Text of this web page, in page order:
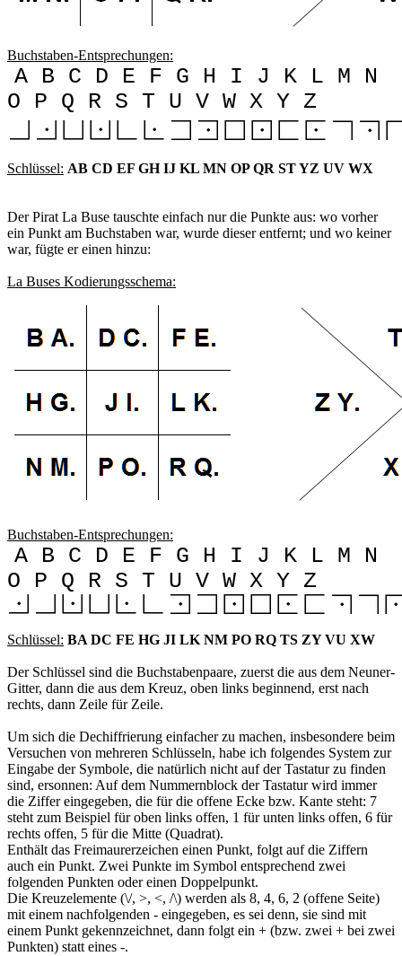
Buchstaben-Entsprechungen:
A B C D E F G H I J K L M N
O P Q R S T U V W X Y Z
Schlüssel: AB CD EF GH IJ KL MN OP QR ST YZ UV WX
Der Pirat La Buse tauschte einfach nur die Punkte aus: wo vorher
ein Punkt am Buchstaben war, wurde dieser entfernt; und wo keiner
war, fügte er einen hinzu:
La Buses Kodierungsschema:
Buchstaben-Entsprechungen:
A B C D E F G H I J K L M N
O P Q R S T U V W X Y Z
Schlüssel: BA DC FE HG JI LK NM PO RQ TS ZY VU XW
Der Schlüssel sind die Buchstabenpaare, zuerst die aus dem Neuner-
Gitter, dann die aus dem Kreuz, oben links beginnend, erst nach
rechts, dann Zeile für Zeile.
Um sich die Dechiffrierung einfacher zu machen, insbesondere beim
Versuchen von mehreren Schlüsseln, habe ich folgendes System zur
Eingabe der Symbole, die natürlich nicht auf der Tastatur zu finden
sind, ersonnen: Auf dem Nummernblock der Tastatur wird immer
die Ziffer eingegeben, die für die offene Ecke bzw. Kante steht: 7
steht zum Beispiel für oben links offen, 1 für unten links offen, 6 für
rechts offen, 5 für die Mitte (Quadrat).
Enthält das Freimaurerzeichen einen Punkt, folgt auf die Ziffern
auch ein Punkt. Zwei Punkte im Symbol entsprechend zwei
folgenden Punkten oder einen Doppelpunkt.
Die Kreuzelemente (\/, >, <, /\) werden als 8, 4, 6, 2 (offene Seite)
mit einem nachfolgenden - eingegeben, es sei denn, sie sind mit
einem Punkt gekennzeichnet, dann folgt ein + (bzw. zwei + bei zwei
Punkten) statt eines -.